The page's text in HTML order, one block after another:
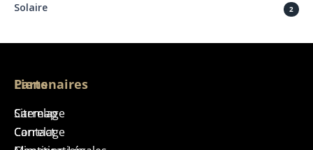
Solaire 2
Liens
Sitemap
Contact
Partenaires
Carrelage
Carrelage